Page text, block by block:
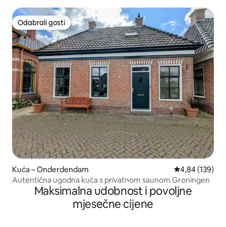
Odabrali gosti
Odabrali gosti
Kuća – Onderdendam Prosječna
4,84 (139)
Autentična ugodna kuća s privatnom saunom Groningen
Maksimalna udobnost i povoljne
mjesečne cijene